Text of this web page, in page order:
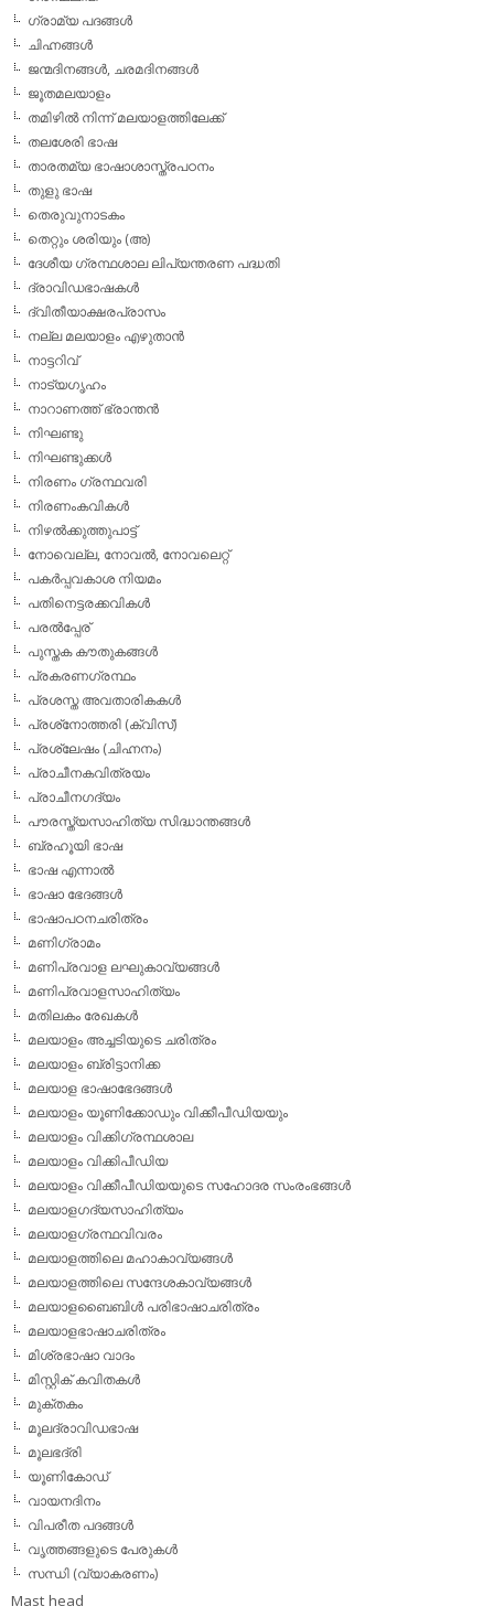
ഗ്രാമ്യ പദങ്ങള്‍
ചിഹ്നങ്ങള്‍
ജന്മദിനങ്ങള്‍, ചരമദിനങ്ങള്‍
ജൂതമലയാളം
തമിഴില്‍ നിന്ന് മലയാളത്തിലേക്ക്
തലശേരി ഭാഷ
താരതമ്യ ഭാഷാശാസ്ത്രപഠനം
തുളു ഭാഷ
തെരുവുനാടകം
തെറ്റും ശരിയും (അ)
ദേശീയ ഗ്രന്ഥശാല ലിപ്യന്തരണ പദ്ധതി
ദ്രാവിഡഭാഷകള്‍
ദ്വിതീയാക്ഷരപ്രാസം
നല്ല മലയാളം എഴുതാന്‍
നാട്ടറിവ്
നാട്യഗൃഹം
നാറാണത്ത് ഭ്രാന്തന്‍
നിഘണ്ടു
നിഘണ്ടുക്കള്‍
നിരണം ഗ്രന്ഥവരി
നിരണംകവികള്‍
നിഴല്‍ക്കുത്തുപാട്ട്
നോവെല്ല, നോവല്‍, നോവലെറ്റ്
പകര്‍പ്പവകാശ നിയമം
പതിനെട്ടരക്കവികള്‍
പരല്‍പ്പേര്
പുസ്തക കൗതുകങ്ങള്‍
പ്രകരണഗ്രന്ഥം
പ്രശസ്ത അവതാരികകള്‍
പ്രശ്‌നോത്തരി (ക്വിസ്)
പ്രശ്ലേഷം (ചിഹ്നനം)
പ്രാചീനകവിത്രയം
പ്രാചീനഗദ്യം
പൗരസ്ത്യസാഹിത്യ സിദ്ധാന്തങ്ങള്‍
ബ്രഹൂയി ഭാഷ
ഭാഷ എന്നാല്‍
ഭാഷാ ഭേദങ്ങള്‍
ഭാഷാപഠനചരിത്രം
മണിഗ്രാമം
മണിപ്രവാള ലഘുകാവ്യങ്ങള്‍
മണിപ്രവാളസാഹിത്യം
മതിലകം രേഖകള്‍
മലയാളം അച്ചടിയുടെ ചരിത്രം
മലയാളം ബ്രിട്ടാനിക്ക
മലയാള ഭാഷാഭേദങ്ങള്‍
മലയാളം യൂണിക്കോഡും വിക്കീപീഡിയയും
മലയാളം വിക്കിഗ്രന്ഥശാല
മലയാളം വിക്കിപീഡിയ
മലയാളം വിക്കീപീഡിയയുടെ സഹോദര സംരംഭങ്ങള്‍
മലയാളഗദ്യസാഹിത്യം
മലയാളഗ്രന്ഥവിവരം
മലയാളത്തിലെ മഹാകാവ്യങ്ങള്‍
മലയാളത്തിലെ സന്ദേശകാവ്യങ്ങള്‍
മലയാളബൈബിള്‍ പരിഭാഷാചരിത്രം
മലയാളഭാഷാചരിത്രം
മിശ്രഭാഷാ വാദം
മിസ്റ്റിക് കവിതകള്‍
മുക്തകം
മൂലദ്രാവിഡഭാഷ
മൂലഭദ്രി
യൂണികോഡ്
വായനദിനം
വിപരീത പദങ്ങള്‍
വൃത്തങ്ങളുടെ പേരുകള്‍
സന്ധി (വ്യാകരണം)
Mast head